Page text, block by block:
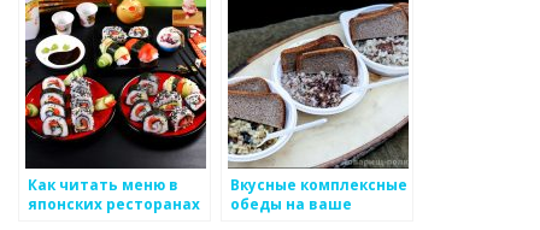
Как читать меню в
японских ресторанах
Вкусные комплексные
обеды на ваше